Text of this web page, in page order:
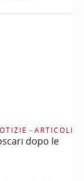
–ARTICOLI
dopo le